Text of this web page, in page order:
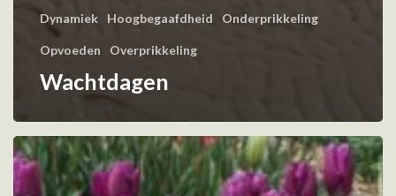
Dynamiek Hoogbegaafdheid Onderprikkeling
Opvoeden Overprikkeling
Wachtdagen